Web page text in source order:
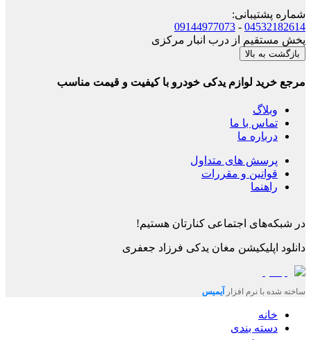
شماره پشتیبانی:
04532182614
-
09144977073
پخش مستقیم از درب انبار مرکزی
بازگشت به بالا
مرجع خرید لوازم یدکی خودرو با کیفیت و قیمت مناسب
وبلاگ
تماس با ما
درباره ما
پرسش های متداول
قوانین و مقررات
راهنما
در شبکه‌های اجتماعی کنارتان هستیم!
دانلود اپلیکیشن مغان یدکی فرزاد جعفری
ساخته شده با نرم افزار آیمیس
خانه
دسته بندی